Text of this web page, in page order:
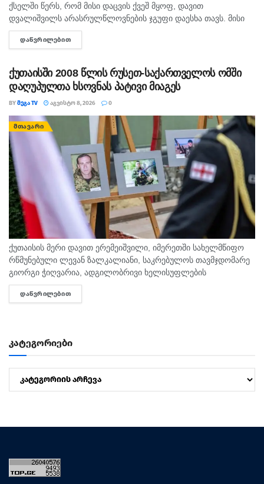
ქსელში წერს, რომ მისი დაცვის ქვეშ მყოფ, დავით
დვალიშვილს არასრულწლოვნების ჯგუფი დაესხა თავს. მისი
თქმით, დავით დვალიშვილი მძიმედ არის და საავადმყოფოში
გადაჰყავთ. ამ წუთებში ჩემს დაცვის ქვეშ მყოფს თავს...
ᲓᲐᲬᲕᲠᲘᲚᲔᲑᲘᲗ
ქუთაისში 2008 წლის რუსეთ-საქართველოს ომში
დაღუპულთა ხსოვნას პატივი მიაგეს
BYᲛᲔᲒᲐ TV ᲐᲒᲕᲘᲡᲢᲝ 8, 2026 0
ᲛᲗᲐᲕᲐᲠᲘ
ქუთაისის მერი დავით ერემეიშვილი, იმერეთში სახელმწიფო
რწმუნებული ლევან ზალკალიანი, საკრებულოს თავმჯდომარე
გიორგი ჭიღვარია, ადგილობრივი ხელისუფლების
წარმომადგენლები, ჩოხოსნები, კადეტები, გმირულად
დაღუპული ქუთაისელი მეომრების ოჯახის წევრებთან ერთად,
ᲓᲐᲬᲕᲠᲘᲚᲔᲑᲘᲗ
კატეგორიები
კატეგორიები